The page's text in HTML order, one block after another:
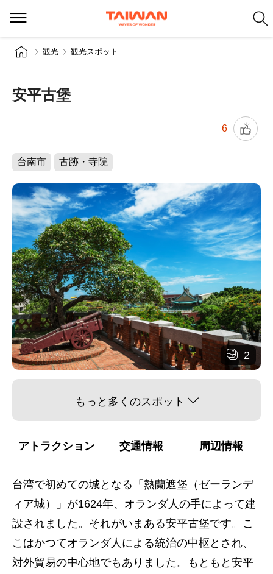
観光 観光スポット
安平古堡
6
台南市 古跡・寺院
2
もっと多くのスポット
アトラクション 交通情報 周辺情報
台湾で初めての城となる「熱蘭遮堡（ゼーランデ
ィア城）」が1624年、オランダ人の手によって建
設されました。それがいまある安平古堡です。こ
こはかつてオランダ人による統治の中枢とされ、
対外貿易の中心地でもありました。もともと安平